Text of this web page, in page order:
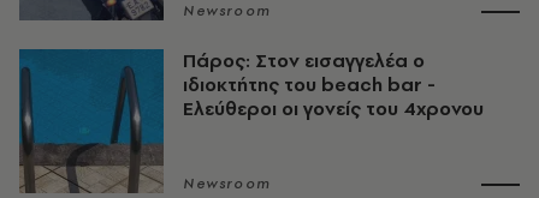
Newsroom
Πάρος: Στον εισαγγελέα ο
ιδιοκτήτης του beach bar -
Ελεύθεροι οι γονείς του 4χρονου
Newsroom